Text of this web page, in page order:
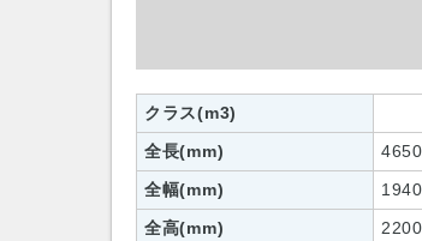
クラス(m3)
全長(mm)
4650
全幅(mm)
1940
全高(mm)
2200